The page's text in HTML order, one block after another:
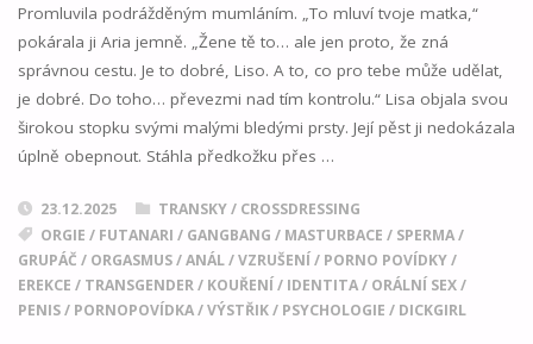
Promluvila podrážděným mumláním. „To mluví tvoje matka,“
pokárala ji Aria jemně. „Žene tě to… ale jen proto, že zná
správnou cestu. Je to dobré, Liso. A to, co pro tebe může udělat,
je dobré. Do toho… převezmi nad tím kontrolu.“ Lisa objala svou
širokou stopku svými malými bledými prsty. Její pěst ji nedokázala
úplně obepnout. Stáhla předkožku přes …
23.12.2025
TRANSKY / CROSSDRESSING
ORGIE / FUTANARI / GANGBANG / MASTURBACE / SPERMA/
GRUPÁČ / ORGASMUS/ANÁL/VZRUŠENÍ / PORNO POVÍDKY/
EREKCE / TRANSGENDER/ KOUŘENÍ / IDENTITA/ ORÁLNÍ SEX/
PENIS/ PORNOPOVÍDKA/VÝSTŘIK/ PSYCHOLOGIE / DICKGIRL